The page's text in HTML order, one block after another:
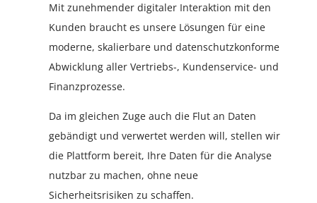
Mit zunehmender digitaler Interaktion mit den
Kunden braucht es unsere Lösungen für eine
moderne, skalierbare und datenschutzkonforme
Abwicklung aller Vertriebs-, Kundenservice- und
Finanzprozesse.
Da im gleichen Zuge auch die Flut an Daten
gebändigt und verwertet werden will, stellen wir
die Plattform bereit, Ihre Daten für die Analyse
nutzbar zu machen, ohne neue
Sicherheitsrisiken zu schaffen.